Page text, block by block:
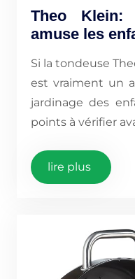
Theo Klein:
amuse les
Si la tondeuse
est vraiment un
jardinage des
points à vérifier
lire plus